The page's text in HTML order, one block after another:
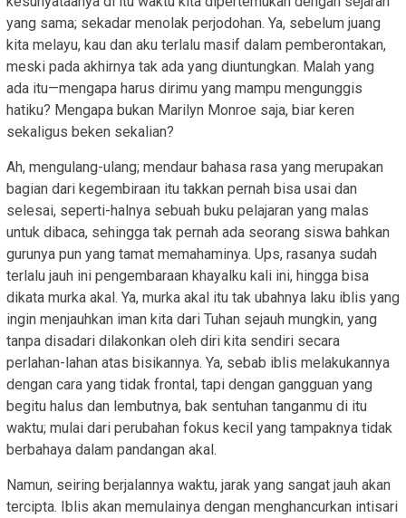
yang sama; sekadar menolak perjodohan. Ya, sebelum juang
kita melayu, kau dan aku terlalu masif dalam pemberontakan,
meski pada akhirnya tak ada yang diuntungkan. Malah yang
ada itu—mengapa harus dirimu yang mampu mengunggis
hatiku? Mengapa bukan Marilyn Monroe saja, biar keren
sekaligus beken sekalian?
Ah, mengulang-ulang; mendaur bahasa rasa yang merupakan
bagian dari kegembiraan itu takkan pernah bisa usai dan
selesai, seperti-halnya sebuah buku pelajaran yang malas
untuk dibaca, sehingga tak pernah ada seorang siswa bahkan
gurunya pun yang tamat memahaminya. Ups, rasanya sudah
terlalu jauh ini pengembaraan khayalku kali ini, hingga bisa
dikata murka akal. Ya, murka akal itu tak ubahnya laku iblis yang
ingin menjauhkan iman kita dari Tuhan sejauh mungkin, yang
tanpa disadari dilakonkan oleh diri kita sendiri secara
perlahan-lahan atas bisikannya. Ya, sebab iblis melakukannya
dengan cara yang tidak frontal, tapi dengan gangguan yang
begitu halus dan lembutnya, bak sentuhan tanganmu di itu
waktu; mulai dari perubahan fokus kecil yang tampaknya tidak
berbahaya dalam pandangan akal.
Namun, seiring berjalannya waktu, jarak yang sangat jauh akan
tercipta. Iblis akan memulainya dengan menghancurkan intisari